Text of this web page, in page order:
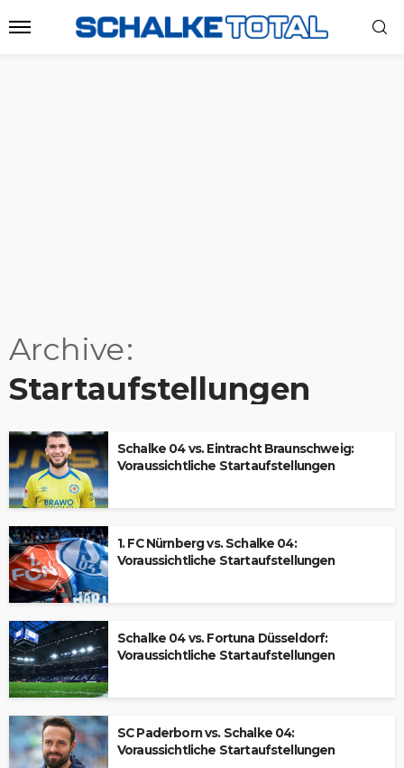
Archive
Startaufstellungen
Schalke 04 vs. Eintracht Braunschweig:
Voraussichtliche Startaufstellungen
1. FC Nürnberg vs. Schalke 04:
Voraussichtliche Startaufstellungen
Schalke 04 vs. Fortuna Düsseldorf:
Voraussichtliche Startaufstellungen
SC Paderborn vs. Schalke 04:
Voraussichtliche Startaufstellungen